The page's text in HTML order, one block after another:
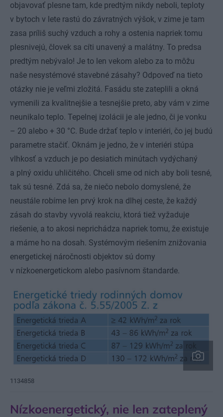
objavovať plesne tam, kde predtým nikdy neboli, teploty
v bytoch v lete rastú do závratných výšok, v zime je tam
zasa príliš suchý vzduch a rohy a ostenia napriek tomu
plesnivejú, človek sa cíti unavený a malátny. To predsa
predtým nebývalo! Je to len vekom alebo za to môžu
naše nesystémové stavebné zásahy? Odpoveď na tieto
otázky nie je veľmi zložitá. Fasádu ste zateplili a okná
vymenili za kvalitnejšie a tesnejšie preto, aby vám v zime
neunikalo teplo. Tepelnej izolácii je ale jedno, či je vonku
– 20 alebo + 30 °C. Bude držať teplo v interiéri, čo jej budú
parametre stačiť. Oknám je jedno, že v interiéri stúpa
vlhkosť a vzduch je po desiatich minútach vydýchaný
a plný oxidu uhličitého. Chceli sme od nich aby boli tesné,
tak sú tesné. Zdá sa, že niečo nebolo domyslené, že
neustále robíme len prvý krok na dlhej ceste, že každý
zásah do stavby vyvolá reakciu, ktorá tiež vyžaduje
riešenie, a to akosi neprichádza napriek tomu, že existuje
a máme ho na dosah. Systémovým riešením znižovania
energetickej náročnosti objektov sú domy
v nízkoenergetickom alebo pasívnom štandarde.
1134858
Nízkoenergetický, nie len zateplený